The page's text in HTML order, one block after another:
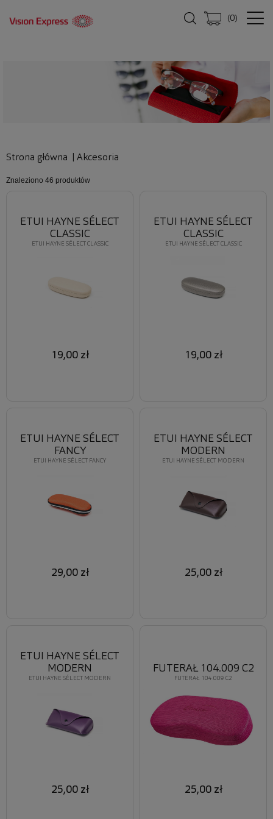
(0)
Strona główna Akcesoria
Znaleziono 46 produktów
ETUI HAYNE SÉLECT CLASSIC
ETUI HAYNE SÉLECT
CLASSIC
19,00 zł
ETUI HAYNE SÉLECT CLASSIC
ETUI HAYNE SÉLECT
CLASSIC
19,00 zł
ETUI HAYNE SÉLECT FANCY
ETUI HAYNE SÉLECT
FANCY
29,00 zł
ETUI HAYNE SÉLECT MODERN
ETUI HAYNE SÉLECT
MODERN
25,00 zł
ETUI HAYNE SÉLECT MODERN
ETUI HAYNE SÉLECT
MODERN
25,00 zł
FUTERAŁ 104.009 C2
FUTERAŁ 104.009 C2
25,00 zł